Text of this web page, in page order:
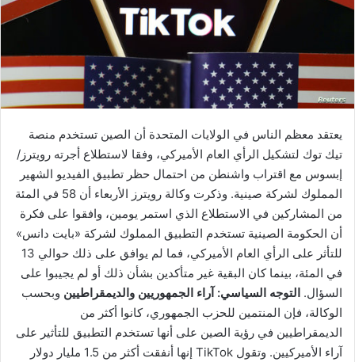
يعتقد معظم الناس في الولايات المتحدة أن الصين تستخدم منصة
تيك توك لتشكيل الرأي العام الأميركي، وفقا لاستطلاع أجرته رويترز/
إبسوس مع اقتراب واشنطن من احتمال حظر تطبيق الفيديو الشهير
المملوك لشركة صينية. وذكرت وكالة رويترز الأربعاء أن 58 في المئة
من المشاركين في الاستطلاع الذي استمر يومين، وافقوا على فكرة
أن الحكومة الصينية تستخدم التطبيق المملوك لشركة «بايت دانس»
للتأثر على الرأي العام الأميركي، فما لم يوافق على ذلك حوالي 13
في المئة، بينما كان البقية غير متأكدين بشأن ذلك أو لم يجيبوا على
السؤال. التوجه السياسي: آراء الجمهوريين والديمقراطيين وبحسب
الوكالة، فإن المنتمين للحزب الجمهوري، كانوا أكثر من
الديمقراطيين في رؤية الصين على أنها تستخدم التطبيق للتأثير على
آراء الأميركيين. وتقول TikTok إنها أنفقت أكثر من 1.5 مليار دولار